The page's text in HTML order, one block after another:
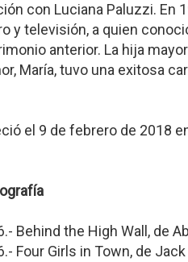
con Luciana Paluzzi. En
y televisión, a quien
anterior. La hija
María, tuvo una exitosa
el 9 de febrero de 2018
Behind the High Wall, de
Four Girls in Town, de Jack